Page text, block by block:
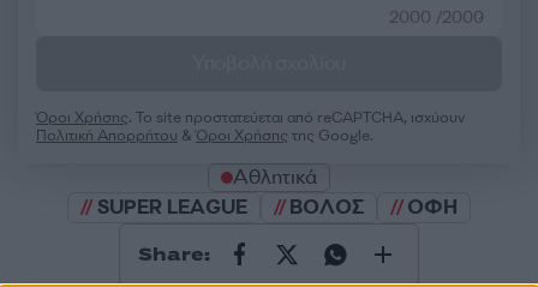
2000 /2000
Όροι Χρήσης. Το site προστατεύεται από reCAPTCHA, ισχύουν
Πολιτική Απορρήτου &Όροι Χρήσης της Google.
Αθλητικά
SUPER LEAGUE
ΒΟΛΟΣ ΟΦΗ
Share: